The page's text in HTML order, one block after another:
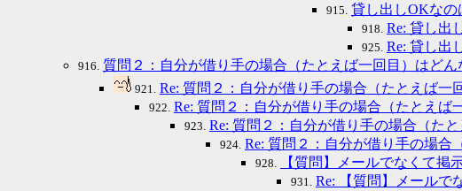
915. 貸し出しOKなの
918. Re: 貸し出
925. Re: 貸し出
916. 質問２：自分が借り手の場合（たとえば一回目）はどん
921. Re: 質問２：自分が借り手の場合（たとえば一
922. Re: 質問２：自分が借り手の場合（たとえば
923. Re: 質問２：自分が借り手の場合（た
924. Re: 質問２：自分が借り手の場合
928. 【質問】メールでなくて掲
931. Re: 【質問】メールで